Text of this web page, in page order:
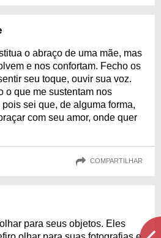
o abraço de uma mãe, mas
e nos confortam. Fecho os
seu toque, ouvir sua voz.
o que me sustentam nos
sei que, de alguma forma,
com seu amor, onde quer
COMPARTILHAR
para seus objetos. Eles